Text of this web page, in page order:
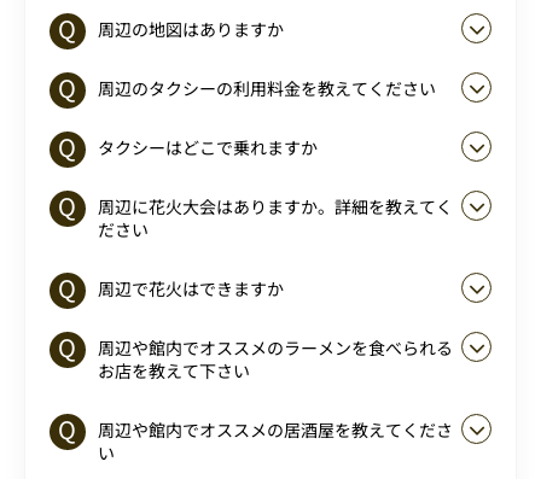
周辺の地図はありますか
周辺のタクシーの利用料金を教えてください
タクシーはどこで乗れますか
周辺に花火大会はありますか。詳細を教えてく
ださい
周辺で花火はできますか
周辺や館内でオススメのラーメンを食べられる
お店を教えて下さい
周辺や館内でオススメの居酒屋を教えてくださ
い